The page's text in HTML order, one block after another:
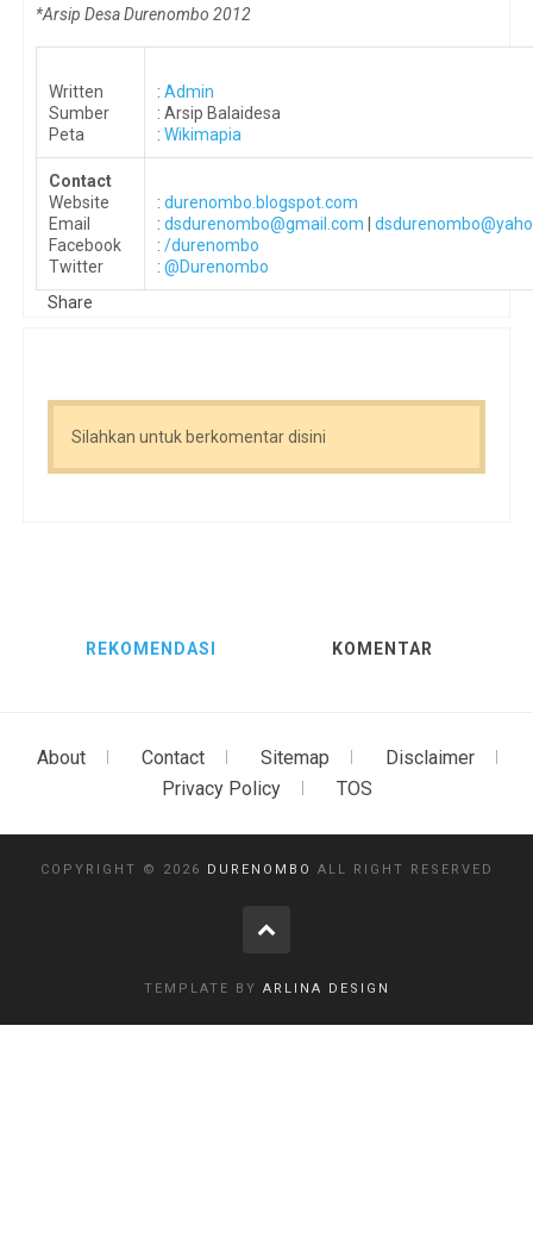
*Arsip Desa Durenombo 2012
Written
Sumber
Peta
: Admin
: Arsip Balaidesa
: Wikimapia
Contact
Website
Email
Facebook
Twitter
: durenombo.blogspot.com
: dsdurenombo@gmail.com
: /durenombo
: @Durenombo
Share
Silahkan untuk berkomentar disini
REKOMENDASI KOMENTAR
About Contact Sitemap
Disclaimer
Privacy Policy
TOS
COPYRIGHT © 2026 DURENOMBO ALL RIGHT RESERVED
TEMPLATE BY ARLINA DESIGN